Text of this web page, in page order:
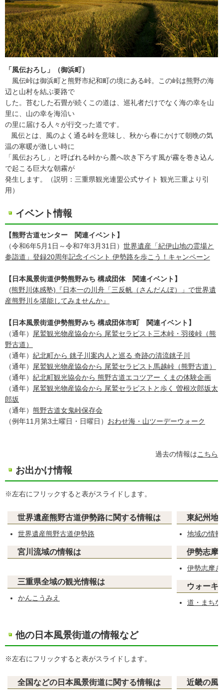
「風伝おろし」（御浜町）
風伝峠は御浜町と熊野市紀和町の境にある峠。この峠は熊野の海
辺と山村を結ぶ要路で
した。苔むした石畳が続くこの道は、巡礼者だけでなく海の幸を山
里に、山の幸を海沿い
の里に届ける人々が行交った道です。
風伝とは、風のよく通る峠を意味し、秋から春にかけて朝晩の気
温の寒暖が激しい時に
「風伝おろし」と呼ばれる峠から麓へ吹き下ろす風が霧を巻き込ん
で起こる巨大な朝霧が
発生します。（説明：三重県観光連盟公式サイト 観光三重より引
用）
イベント情報
【熊野古道センター 関連イベント】
（令和6年5月1日～令和7年3月31日） 世界遺産「紀伊山地の霊場と
参詣道」登録20周年記念イベント 伊勢路を歩こう！キャンペーン
【日本風景街道伊勢熊野みち 構成団体 関連イベント】
(熊野川体感塾) 『日本一の川舟「三反帆（さんだんぼ）」で世界遺
産熊野川を堪能してみませんか』
【日本風景街道伊勢熊野みち 構成団体市町 関連イベント】
（通年） 尾鷲観光物産協会から 尾鷲セラピスト三木峠・羽後峠（熊
野古道）
（通年） 紀北町から 銚子川案内人と巡る 奇跡の清流銚子川
（通年） 尾鷲観光物産協会から 尾鷲セラピスト馬越峠（熊野古道）
（通年） 紀北町観光協会から 熊野古道エコツアー くまの体験企画
（通年） 尾鷲観光物産協会から 尾鷲セラピストと歩く 曽根次郎坂太
郎坂
（通年） 熊野古道女鬼峠保存会
（例年11月第3土曜日・日曜日） おわせ海・山ツーデーウォーク
過去の情報はこちら
お出かけ情報
※左右にフリックすると表がスライドします。
世界遺産熊野古道伊勢路に関する情報は
世界遺産熊野古道伊勢路
宮川流域の情報は
三重県全域の観光情報は
かんこうみえ
東紀州地
地域の情
伊勢志摩
伊勢志摩
ウォーキ
道・まち
他の日本風景街道の情報など
※左右にフリックすると表がスライドします。
全国などの日本風景街道に関する情報は 近畿の風